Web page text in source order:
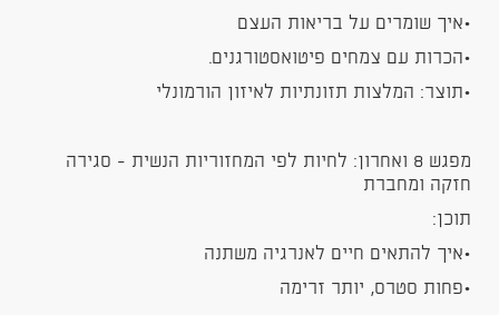
•איך שומרים על בריאות העצם
•הכרות עם צמחים פיטואסטורגנים.
•תוצר: המלצות תזונתיות לאיזון הורמונלי
מפגש 8 ואחרון: לחיות לפי המחזוריות הנשית - סגירה
חזקה ומחברת
תוכן:
•איך להתאים חיים לאנרגיה משתנה
•פחות סטרס, יותר זרימה